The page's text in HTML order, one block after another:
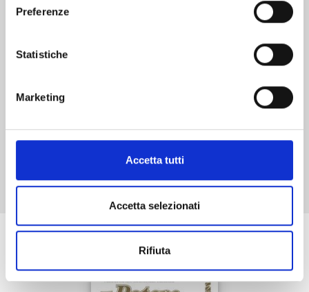
Preferenze
Statistiche
Marketing
Accetta tutti
Accetta selezionati
Rifiuta
Mostra tutto
Se ti è piaciuto prova anche: